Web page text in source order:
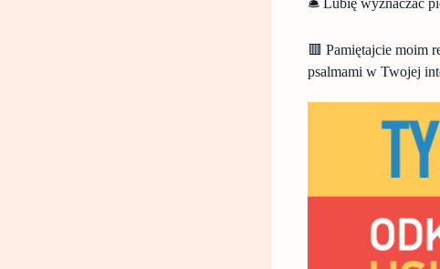
🟥 Pamiętajcie moim
psalmami w Twojej